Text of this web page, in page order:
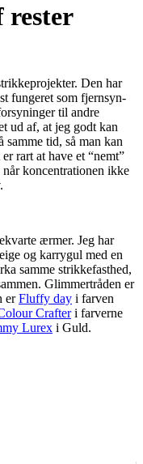
Den har
fungeret som fjernsyn-
til andre
ud af, at jeg godt kan
tid, så man kan
rart at have et “nemt”
koncentrationen ikke
ærmer. Jeg har
og karrygul med en
samme strikkefasthed,
Glimmertråden er
erFluffy day i farven
Crafteri farverne
Lurex i Guld.